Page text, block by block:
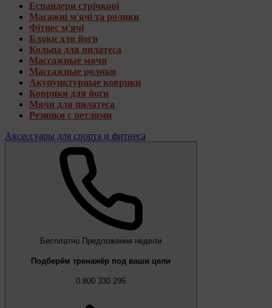
Еспандери стрічкові
Масажні м'ячі та ролики
Фітнес м'ячі
Блоки для йоги
Кольца для пилатеса
Массажные мячи
Массажные ролики
Акупунктурные коврики
Коврики для йоги
Мячи для пилатеса
Резинки с петлями
Аксессуары для спорта и фитнеса
Бесплатно Предложение недели
Подберём тренажёр под ваши цели
0 800 330 295